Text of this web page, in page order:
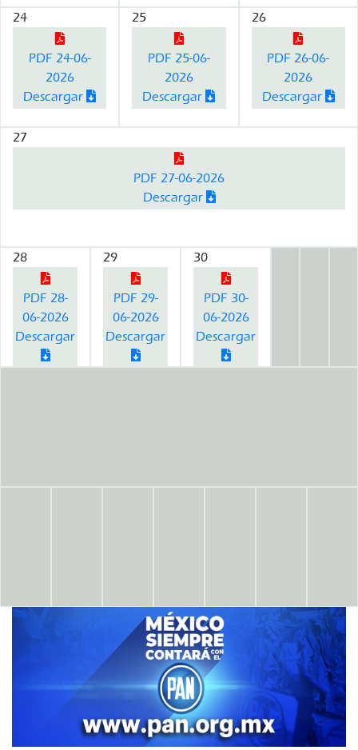
24
PDF 24-06-
2026
Descargar
25
PDF 25-06-
2026
Descargar
26
PDF 26-06-
2026
Descargar
27
PDF 27-06-2026
Descargar
28
PDF 28-
06-2026
Descargar
29
PDF 29-
06-2026
Descargar
30
PDF 30-
06-2026
Descargar